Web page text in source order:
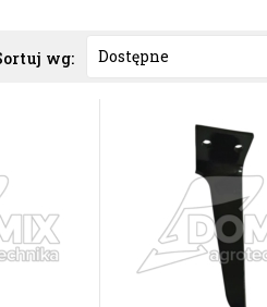
wg: Dostępne